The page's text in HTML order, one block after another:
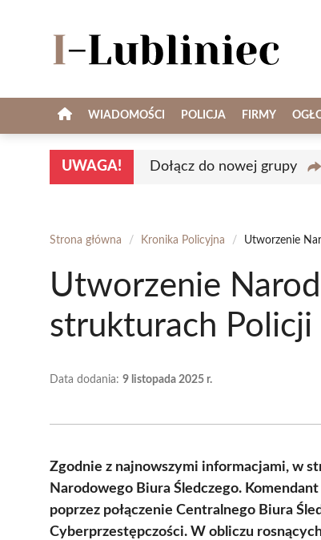
WIADOMOŚCI POLICJA FIRMY
UWAGA! Dołącz do nowej grupy
Strona główna / Kronika Policyjna / Utworzenie
Utworzenie
strukturach Policji
Data dodania: 9 listopada 2025 r.
Zgodnie z najnowszymi informacjami, w
Narodowego Biura Śledczego.
poprzez połączenie Centralnego Biura
Cyberprzestępczości. W obliczu